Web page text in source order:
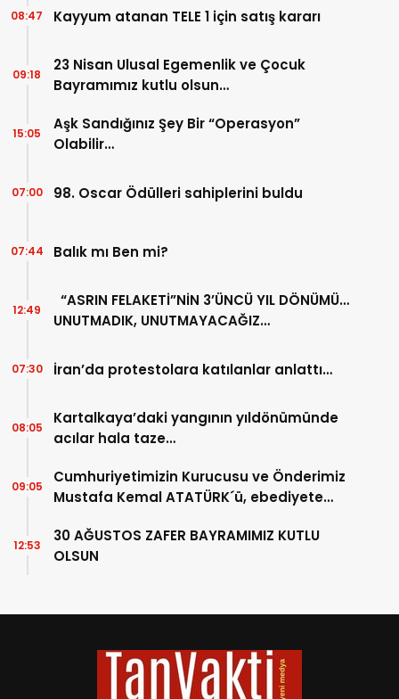
Kayyum atanan TELE 1 için satış kararı
08:47
23 Nisan Ulusal Egemenlik ve Çocuk
Bayramımız kutlu olsun…
09:18
Aşk Sandığınız Şey Bir “Operasyon”
Olabilir…
15:05
98. Oscar Ödülleri sahiplerini buldu
07:00
Balık mı Ben mi?
07:44
“ASRIN FELAKETİ”NİN 3’ÜNCÜ YIL DÖNÜMÜ…
UNUTMADIK, UNUTMAYACAĞIZ…
12:49
İran’da protestolara katılanlar anlattı…
07:30
Kartalkaya’daki yangının yıldönümünde
acılar hala taze…
08:05
Cumhuriyetimizin Kurucusu ve Önderimiz
Mustafa Kemal ATATÜRK´ü, ebediyete
09:05
30 AĞUSTOS ZAFER BAYRAMIMIZ KUTLU
OLSUN
12:53